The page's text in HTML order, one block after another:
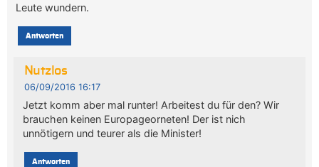
Leute wundern.
Antworten
Nutzlos
06/09/2016 16:17
Jetzt komm aber mal runter! Arbeitest du für den? Wir
brauchen keinen Europageorneten! Der ist nich
unnötigern und teurer als die Minister!
Antworten